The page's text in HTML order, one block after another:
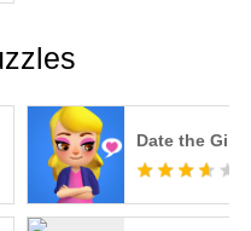
Date the Girl